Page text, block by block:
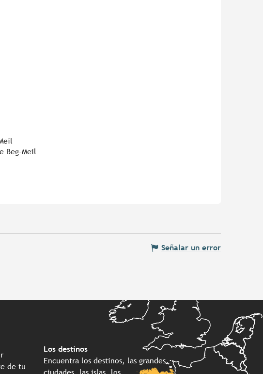
Beg-Meil
Señalar un error
de tu
Los destinos
Encuentra los destinos, las grandes